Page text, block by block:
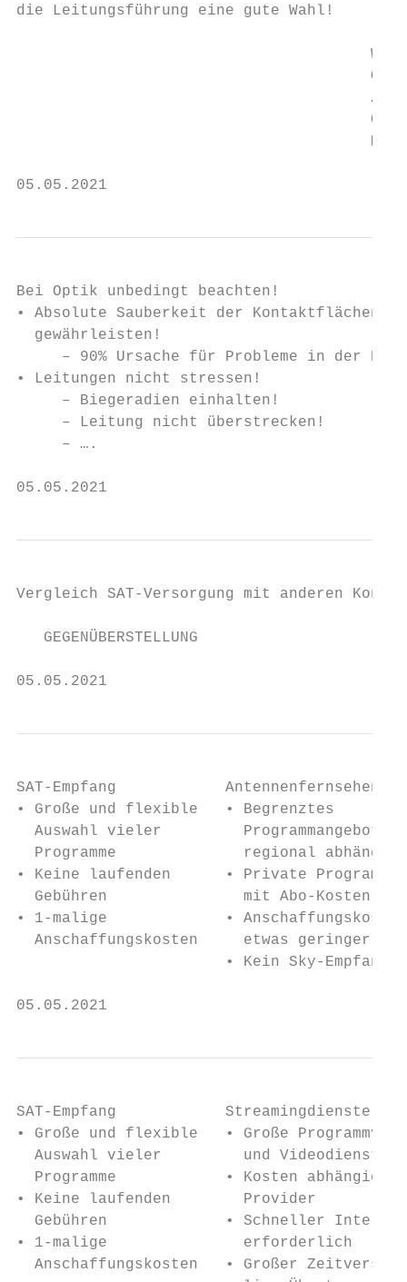
die Leitungsführung eine gute Wahl!
                                       Quad
05.05.2021
Bei Optik unbedingt beachten!
• Absolute Sauberkeit der Kontaktflächen
  gewährleisten!
– 90% Ursache für Probleme in der
• Leitungen nicht stressen!
     – Biegeradien einhalten!
     – Leitung nicht überstrecken!
     – ….
05.05.2021
Vergleich SAT-Versorgung mit anderen
   GEGENÜBERSTELLUNG
05.05.2021
SAT-Empfang            Antennenfernsehen
• Große und flexible   • Begrenztes
  Auswahl vieler         Programmangebot
  Programme              regional abhängig
• Keine laufenden      • Private Programme
  Gebühren               mit Abo-Kosten
• 1-malige             • Anschaffungskosten
  Anschaffungskosten     etwas geringer
                       • Kein Sky-Empfang
05.05.2021
SAT-Empfang            Streamingdienste
• Große und flexible   • Große
  Auswahl vieler         und Videodienste
Programme            • Kosten abhängig
• Keine laufenden        Provider
Gebühren             • Schneller
• 1-malige               erforderlich
Anschaffungskosten   • Großer